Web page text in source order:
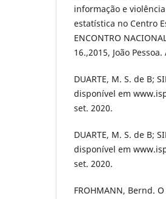
informação e
estatística no Centro
ENCONTRO
16.,2015, João
DUARTE, M. S. de B;
disponível em
set. 2020.
DUARTE, M. S. de B;
disponível em
set. 2020.
FROHMANN, Bernd.